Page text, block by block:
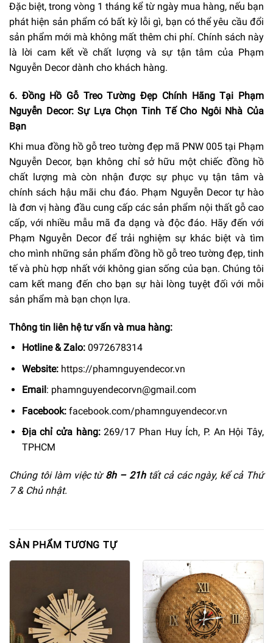
Đặc biệt, trong vòng 1 tháng kể từ ngày mua hàng, nếu bạn
phát hiện sản phẩm có bất kỳ lỗi gì, bạn có thể yêu cầu đổi
sản phẩm mới mà không mất thêm chi phí. Chính sách này
là lời cam kết về chất lượng và sự tận tâm của Phạm
Nguyễn Decor dành cho khách hàng.
6. Đồng Hồ Gỗ Treo Tường Đẹp Chính Hãng Tại Phạm
Nguyễn Decor: Sự Lựa Chọn Tinh Tế Cho Ngôi Nhà Của
Bạn
Khi mua đồng hồ gỗ treo tường đẹp mã PNW 005 tại Phạm
Nguyễn Decor, bạn không chỉ sở hữu một chiếc đồng hồ
chất lượng mà còn nhận được sự phục vụ tận tâm và
chính sách hậu mãi chu đáo. Phạm Nguyễn Decor tự hào
là đơn vị hàng đầu cung cấp các sản phẩm nội thất gỗ cao
cấp, với nhiều mẫu mã đa dạng và độc đáo. Hãy đến với
Phạm Nguyễn Decor để trải nghiệm sự khác biệt và tìm
cho mình những sản phẩm đồng hồ gỗ treo tường đẹp, tinh
tế và phù hợp nhất với không gian sống của bạn. Chúng tôi
cam kết mang đến cho bạn sự hài lòng tuyệt đối với mỗi
sản phẩm mà bạn chọn lựa.
Thông tin liên hệ tư vấn và mua hàng:
Hotline & Zalo: 0972678314
Website: https://phamnguyendecor.vn
Email: phamnguyendecorvn@gmail.com
Facebook: facebook.com/phamnguyendecor.vn
Địa chỉ cửa hàng:269/17 Phan Huy Ích, P. An Hội Tây,
TPHCM
Chúng tôi làm việc từ8h – 21h tất cả các ngày, kể cả Thứ
7 & Chủ nhật.
SẢN PHẨM TƯƠNG TỰ